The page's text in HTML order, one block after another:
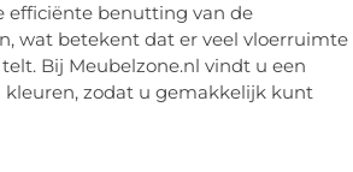
efficiënte benutting van de
wat betekent dat er veel vloerruimte
Bij Meubelzone.nl vindt u een
kleuren, zodat u gemakkelijk kunt